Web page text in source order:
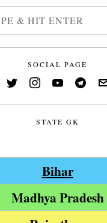
SOCIAL PAGE
STATE GK
Bihar
Madhya Pradesh